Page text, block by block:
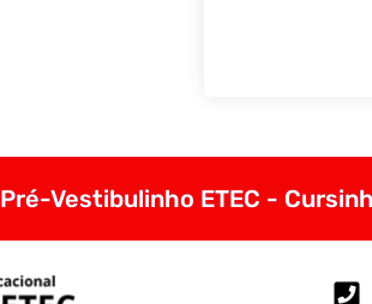
Pré-Vestibulinho ETEC -